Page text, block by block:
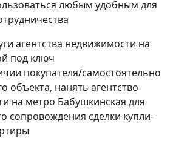
любым удобным для
агентства недвижимости на
под ключ
покупателя/самостоятельно
объекта, нанять агентство
на метро Бабушкинская для
сопровождения сделки купли-